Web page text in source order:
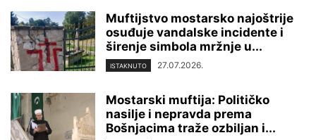
Muftijstvo mostarsko najoštrije
osuđuje vandalske incidente i
širenje simbola mržnje u...
ISTAKNUTO 27.07.2026.
Mostarski muftija: Političko
nasilje i nepravda prema
Bošnjacima traže ozbiljan i...